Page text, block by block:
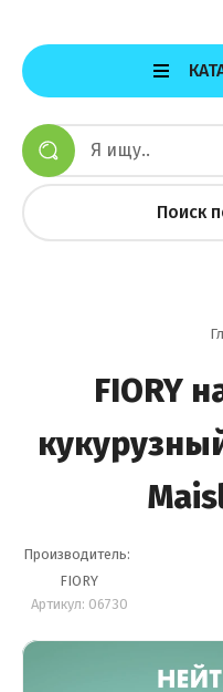
Поиск
FIORY
Производитель:
FIORY
Артикул: 06730